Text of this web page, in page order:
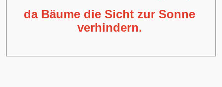
da Bäume die Sicht zur Sonne
verhindern.